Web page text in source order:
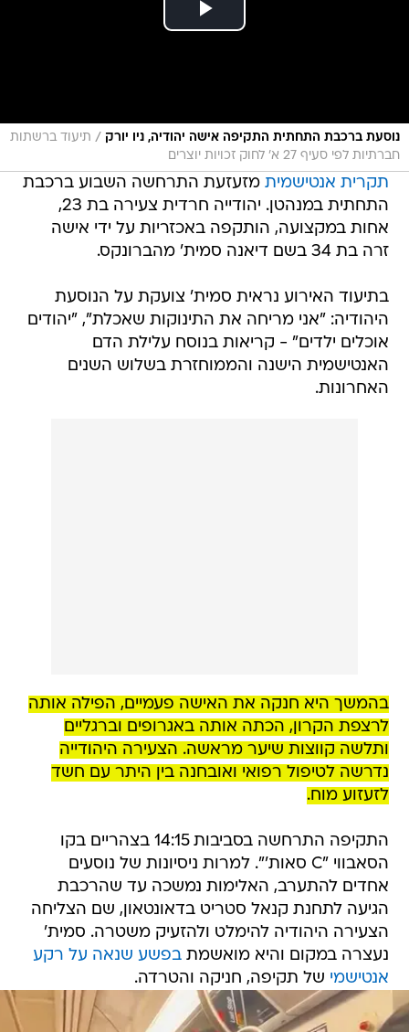
נוסעת ברכבת התחתית התקיפה אישה יהודיה, ניו יורק / תיעוד ברשתות
חברתיות לפי סעיף 27 א' לחוק זכויות יוצרים
תקרית אנטישמית מזעזעת התרחשה השבוע ברכבת
התחתית במנהטן. יהודייה חרדית צעירה בת 23,
אחות במקצועה, הותקפה באכזריות על ידי אישה
זרה בת 34 בשם דיאנה סמית' מהברונקס.
בתיעוד האירוע נראית סמית' צועקת על הנוסעת
היהודיה: "אני מריחה את התינוקות שאכלת", "יהודים
אוכלים ילדים" - קריאות בנוסח עלילת הדם
האנטישמית הישנה והממוחזרת בשלוש השנים
האחרונות.
בהמשך היא חנקה את האישה פעמיים, הפילה אותה
לרצפת הקרון, הכתה אותה באגרופים וברגליים
ותלשה קווצות שיער מראשה. הצעירה היהודייה
נדרשה לטיפול רפואי ואובחנה בין היתר עם חשד
לזעזוע מוח.
התקיפה התרחשה בסביבות 14:15 בצהריים בקו
הסאבווי "C סאות'". למרות ניסיונות של נוסעים
אחדים להתערב, האלימות נמשכה עד שהרכבת
הגיעה לתחנת קנאל סטריט בדאונטאון, שם הצליחה
הצעירה היהודיה להימלט ולהזעיק משטרה. סמית'
נעצרה במקום והיא מואשמתבפשע שנאה על רקע
אנטישמי של תקיפה, חניקה והטרדה.